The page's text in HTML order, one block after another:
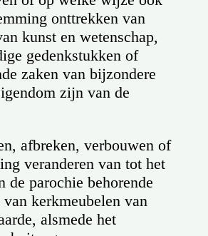
onttrekken van
kunst en wetenschap,
gedenkstukken of
zaken van bijzondere
zijn van de
afbreken, verbouwen of
veranderen van tot het
de parochie behorende
van kerkmeubelen van
alsmede het